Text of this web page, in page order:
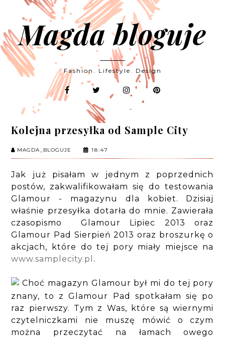
Magda bloguje
Fashion. Lifestyle. Design
Kolejna przesyłka od Sample City
MAGDA_BLOGUJE 18:47
Jak już pisałam w jednym z poprzednich
postów, zakwalifikowałam się do testowania
Glamour - magazynu dla kobiet. Dzisiaj
właśnie przesyłka dotarła do mnie. Zawierała
czasopismo Glamour Lipiec 2013 oraz
Glamour Pad Sierpień 2013 oraz broszurkę o
akcjach, które do tej pory miały miejsce na
www.samplecity.pl .
Choć magazyn Glamour był mi do tej pory
znany, to z Glamour Pad spotkałam się po
raz pierwszy. Tym z Was, które są wiernymi
czytelniczkami nie muszę mówić o czym
można przeczytać na łamach owego